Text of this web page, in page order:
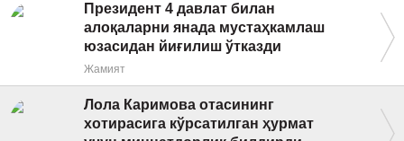
Президент 4 давлат билан
алоқаларни янада мустаҳкамлаш
юзасидан йиғилиш ўтказди
Жамият
Лола Каримова отасининг
хотирасига кўрсатилган ҳурмат